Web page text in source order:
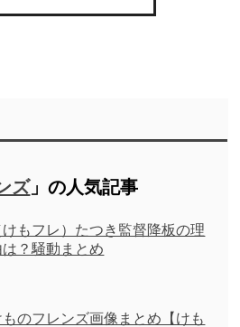
ズ」の人気記事
けもフレ）たつき監督降板の理
は？騒動まとめ
ものフレンズ画像まとめ【けも